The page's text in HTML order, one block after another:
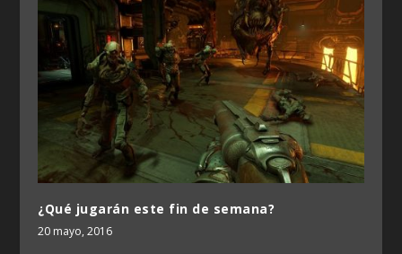
¿Qué jugarán este fin de semana?
20 mayo, 2016